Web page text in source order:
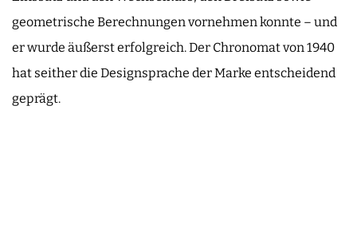
geometrische Berechnungen vornehmen konnte – und
er wurde äußerst erfolgreich. Der Chronomat von 1940
hat seither die Designsprache der Marke entscheidend
geprägt.